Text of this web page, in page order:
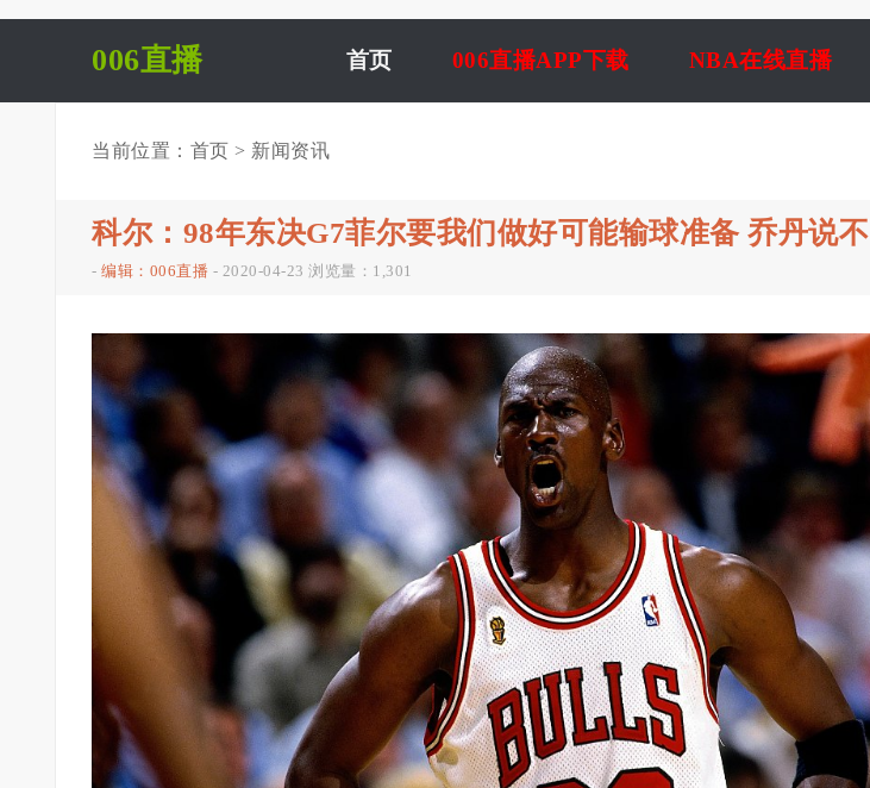
006直播 首页 006直播APP下载 NBA在线直播
当前位置： 首页 > 新闻资讯
科尔：98年东决G7菲尔要我们做好可能输球准备 乔丹说不
- 编辑：006直播 - 2020-04-23 浏览量：1,301